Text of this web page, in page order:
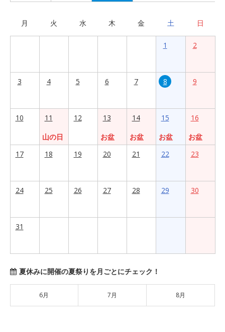
月 火 水 木 金 土 日
1 2
3 4 5 6 7 8 9
10
11
山の日
12
13
お盆
14
お盆
15
お盆
16
お盆
17
18 19 20 21 22 23
24 25 26 27 28 29 30
31
夏休みに開催の夏祭りを月ごとにチェック！
6月 7月 8月